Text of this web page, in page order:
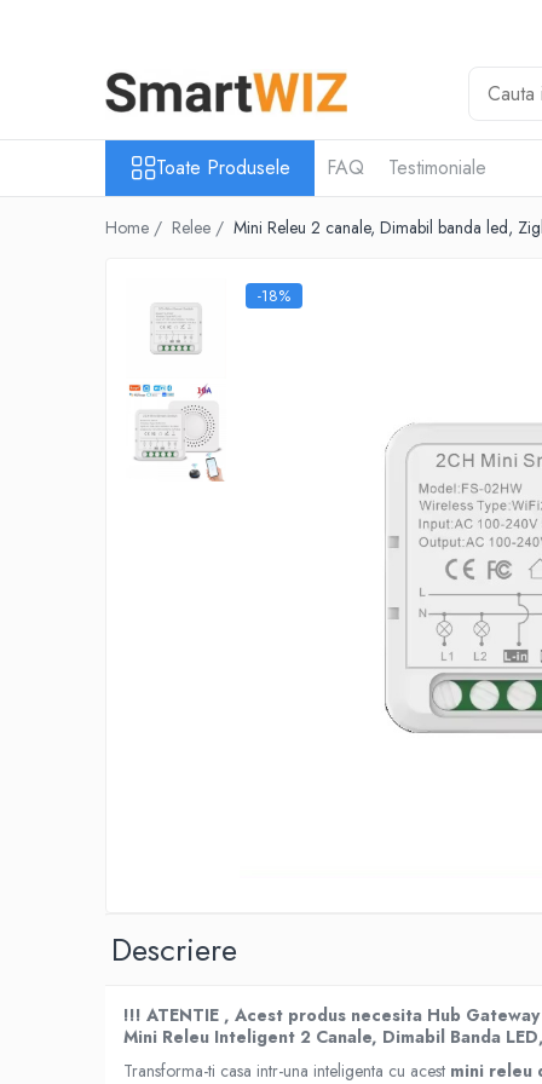
Toate Produsele
Camere de supraveghere
Prize Inteligente
Senzori Inteligenti
Telecomenzi Inteligente
Toate Produsele FAQ Testimoniale
Home / Relee / Mini Releu 2 canale, Dimabil banda led,
-18%
Descriere
!!! ATENTIE , Acest produs necesita Hub
Mini Releu Inteligent 2 Canale, Dimabil Banda
Transforma-ti casa intr-una inteligenta cu acest mini releu